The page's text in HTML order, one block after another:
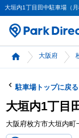
大垣内1丁目田中駐車場（
大阪府
駐車場トップに戻る
大垣内1丁目
大阪府枚方市大垣内町